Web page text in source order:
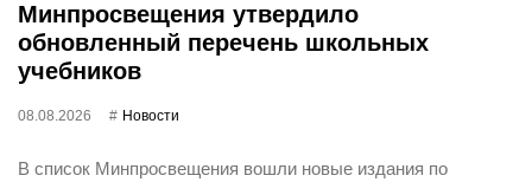
Минпросвещения утвердило
обновленный перечень школьных
учебников
08.08.2026 Новости
В список Минпросвещения вошли новые издания по